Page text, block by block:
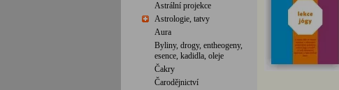
Astrální projekce
Astrologie, tatvy
Aura
Byliny, drogy, entheogeny,
esence, kadidla, oleje
Čakry
Čarodějnictví